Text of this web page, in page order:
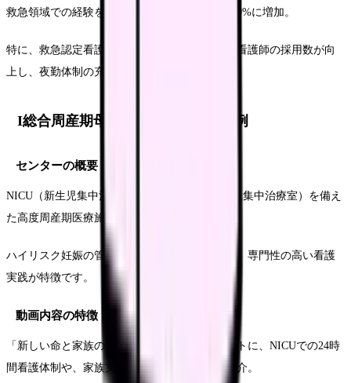
救急領域での経験を持つ看護師からの応募が170%に増加。
特に、救急認定看護師の資格取得を目指す若手看護師の採用数が向
上し、夜勤体制の充実にも貢献しています。
I総合周産期母子医療センターの事例
センターの概要
NICU（新生児集中治療室）とMFICU（母体胎児集中治療室）を備え
た高度周産期医療施設です。
ハイリスク妊娠の管理から新生児集中ケアまで、専門性の高い看護
実践が特徴です。
動画内容の特徴
「新しい命と家族の未来を支える」をコンセプトに、NICUでの24時
間看護体制や、家族支援の取り組みを丁寧に紹介。